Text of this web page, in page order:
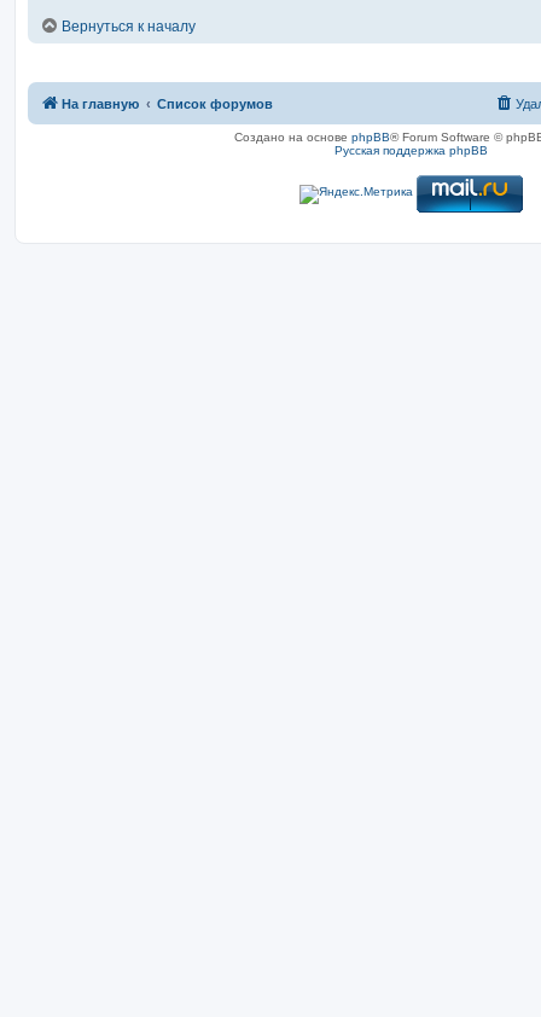
Вернуться к началу
На главную Список форумов
Создано на основе phpBB® Forum Software ©
Русская поддержка phpBB